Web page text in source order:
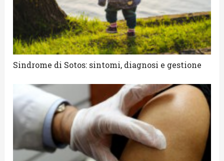
Sindrome di Sotos: sintomi, diagnosi e gestione